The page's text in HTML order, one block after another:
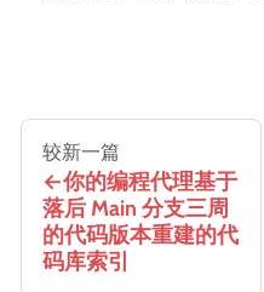
较新一篇
你的编程代理基于
落后 Main 分支三周
的代码版本重建的代
码库索引